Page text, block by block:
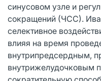
синусовом узле и
сокращений (ЧСС).
селективное
влияя на время
внутрипредсердным,
внутрижелудочковым